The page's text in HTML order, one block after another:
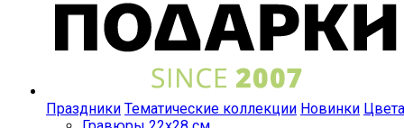
Праздники Тематические коллекции Новинки Цвета